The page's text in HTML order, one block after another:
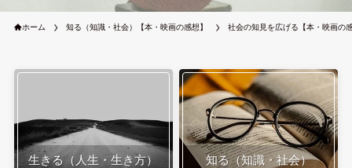
ホーム 知る（知識・社会）【本・映画の感想】 社会の知見を広げる【本・映画の
生きる（人生・生き方） 知る（知識・社会）